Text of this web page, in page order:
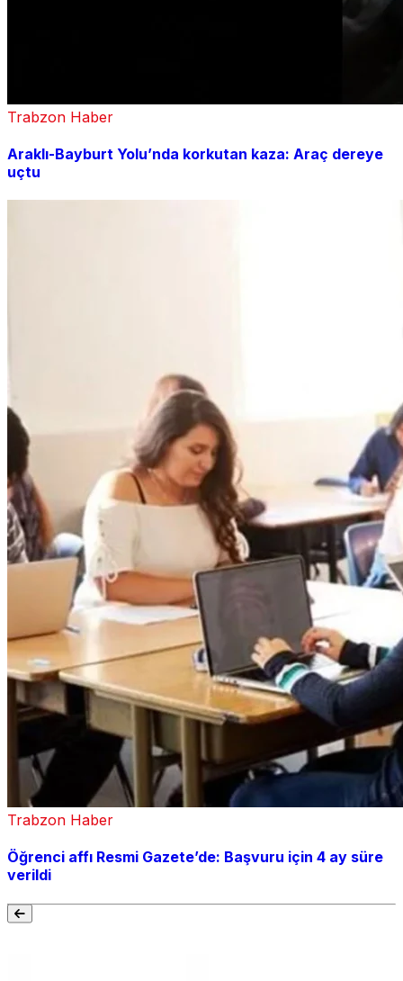
Trabzon Haber
Araklı-Bayburt Yolu’nda korkutan kaza: Araç dereye
uçtu
Trabzon Haber
Öğrenci affı Resmi Gazete’de: Başvuru için 4 ay süre
verildi